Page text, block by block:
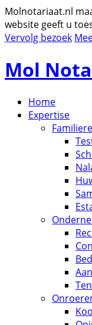
Molnotariaat.nl
website geeft u
Vervolg bezoek
Mol
Home
Expertise